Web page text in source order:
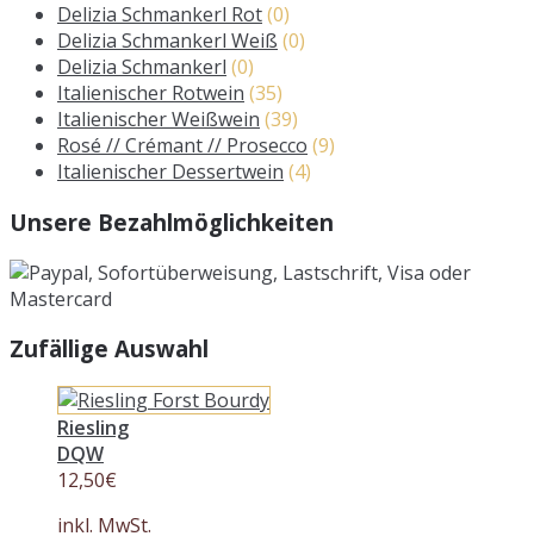
Delizia Schmankerl Rot(0)
Delizia Schmankerl Weiß (0)
Delizia Schmankerl (0)
Italienischer Rotwein (35)
Italienischer Weißwein (39)
Rosé // Crémant // Prosecco (9)
Italienischer Dessertwein (4)
Unsere Bezahlmöglichkeiten
Zufällige Auswahl
Riesling
DQW
12,50€
inkl. MwSt.